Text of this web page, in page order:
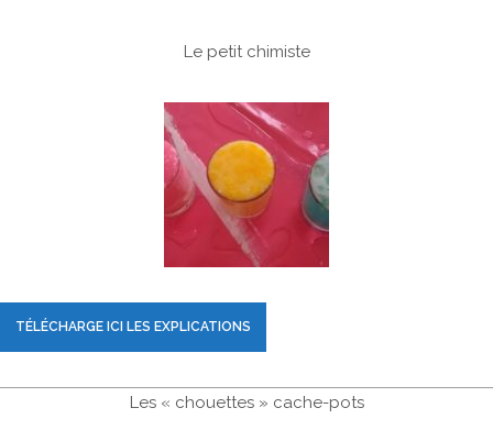
Le petit chimiste
TÉLÉCHARGE ICI LES EXPLICATIONS
Les « chouettes » cache-pots